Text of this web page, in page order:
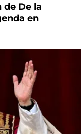
de De la
en